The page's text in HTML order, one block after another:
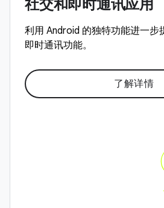
社交和即时通讯应用
利用 Android 的独特功能进一步
即时通讯功能。
了解详情